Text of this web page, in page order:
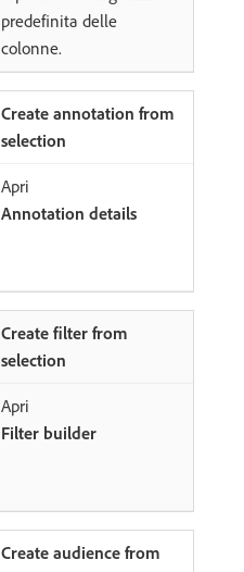
predefinita delle
colonne.
Create annotation from
selection
Apri
Annotation details
Create filter from
selection
Apri
Filter builder
Create audience from